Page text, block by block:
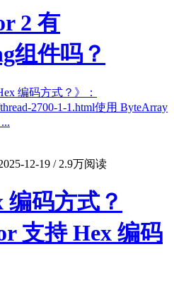
2 有
组件吗？
编码方式？》：
2700-1-1.html使用 ByteArray
12-19 /2.9万阅读
编码方式？
支持 Hex 编码